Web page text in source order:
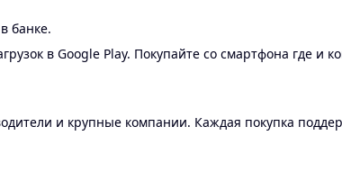
банке.
в Google Play. Покупайте со смартфона где и
и крупные компании. Каждая покупка